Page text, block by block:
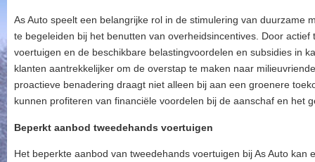
As Auto speelt een belangrijke rol in de stimulering van duurzame
te begeleiden bij het benutten van overheidsincentives. Door
voertuigen en de beschikbare belastingvoordelen en subsidies in
klanten aantrekkelijker om de overstap te maken naar
proactieve benadering draagt niet alleen bij aan een groenere
kunnen profiteren van financiële voordelen bij de aanschaf en het
Beperkt aanbod tweedehands voertuigen
Het beperkte aanbod van tweedehands voertuigen bij As Auto kan